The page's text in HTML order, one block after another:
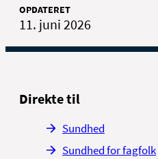
OPDATERET
11. juni 2026
Direkte til
Sundhed
Sundhed for fagfolk